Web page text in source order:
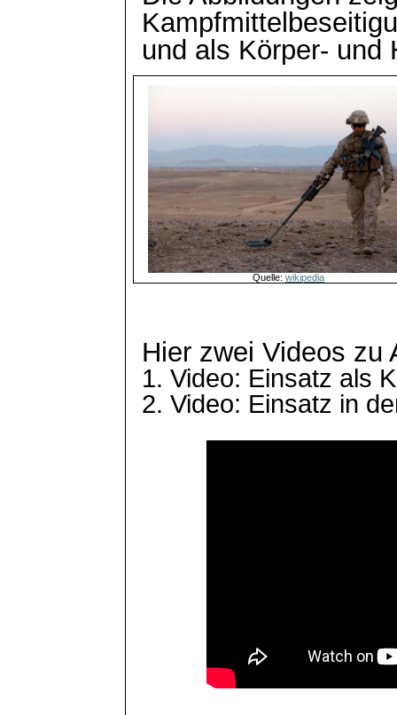
und als Körper- und
Quelle: wikipedia
Hier zwei Videos zu
1. Video: Einsatz als
2. Video: Einsatz in